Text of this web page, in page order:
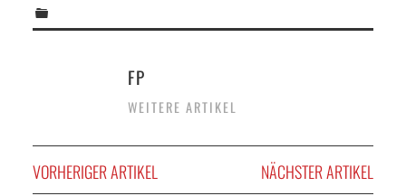
FP
WEITERE ARTIKEL
VORHERIGER ARTIKEL NÄCHSTER ARTIKEL